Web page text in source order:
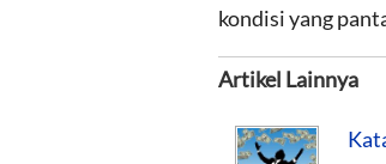
kondisi yang
Artikel Lainnya